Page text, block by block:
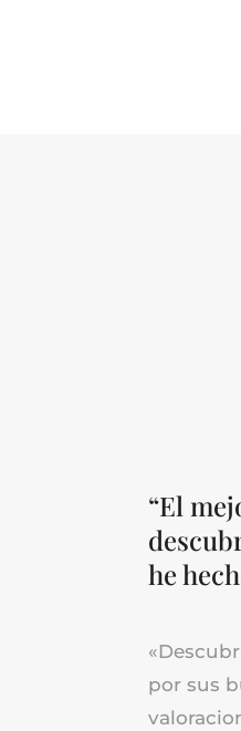
“El
he
por sus